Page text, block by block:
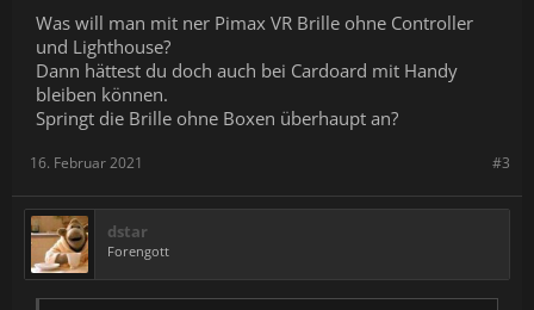
Was will man mit ner Pimax VR Brille ohne Controller
und Lighthouse?
Dann hättest du doch auch bei Cardoard mit Handy
bleiben können.
Springt die Brille ohne Boxen überhaupt an?
#3
16. Februar 2021
dstar
Forengott